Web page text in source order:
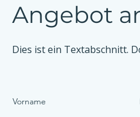
Angebot
Dies ist ein Textabschnitt.
Vorname